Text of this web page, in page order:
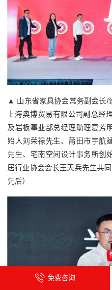
▲ 山东省家具协会常务副会长/
上海奥博贸易有限公司副总经
及岩板事业部总经理助理夏芳
始人刘荣禄先生、莆田市宇航
先生、宅南空间设计事务所创
居行业协会会长王天兵先生共
先后）
免费咨询